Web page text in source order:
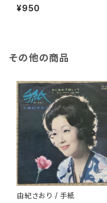
¥950
その他の商品
由紀さおり / 手紙